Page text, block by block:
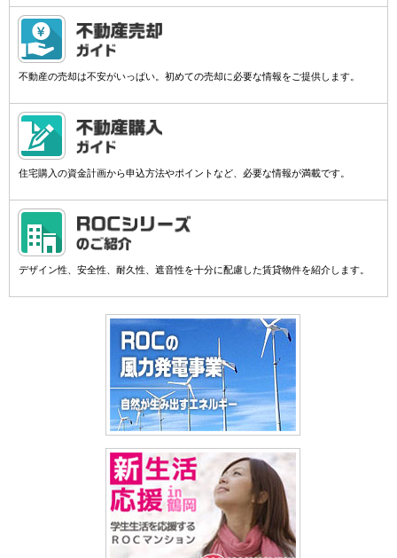
不動産の売却は不安がいっぱい。初めての売却に必要な情報をご提供します。
住宅購入の資金計画から申込方法やポイントなど、必要な情報が満載です。
デザイン性、安全性、耐久性、遮音性を十分に配慮した賃貸物件を紹介します。